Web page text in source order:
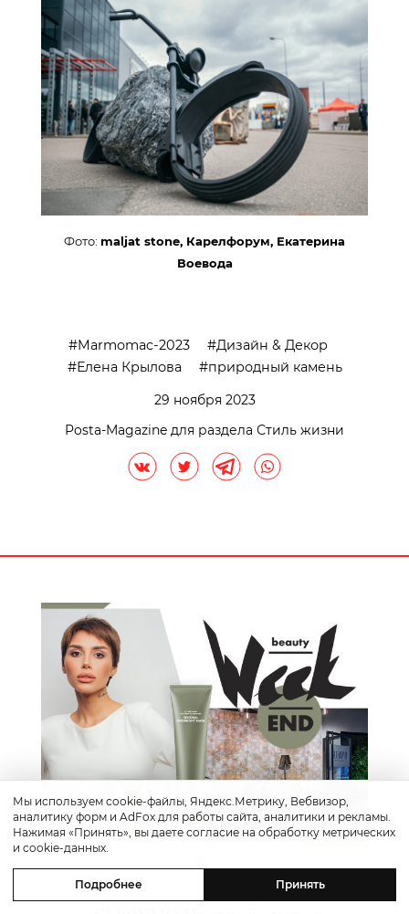
Фото: maljat stone, Карелфорум, Екатерина
Воевода
Marmomac-2023
Дизайн & Декор
Елена Крылова
природный камень
29 ноября 2023
Posta-Magazine для раздела Стиль жизни
Бьюти-уикенд: летнее предложение
Мы используем cookie-файлы, Яндекс.Метрику, Вебвизор,
аналитику форм и AdFox для работы сайта, аналитики и рекламы.
Нажимая «Принять», вы даете согласие на обработку метрических
и cookie-данных.
Подробнее Принять